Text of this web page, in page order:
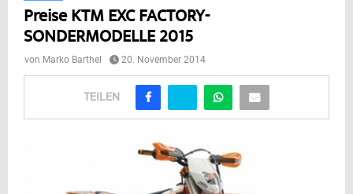
Preise KTM EXC FACTORY-
SONDERMODELLE 2015
von Marko Barthel 20. November 2014
TEILEN